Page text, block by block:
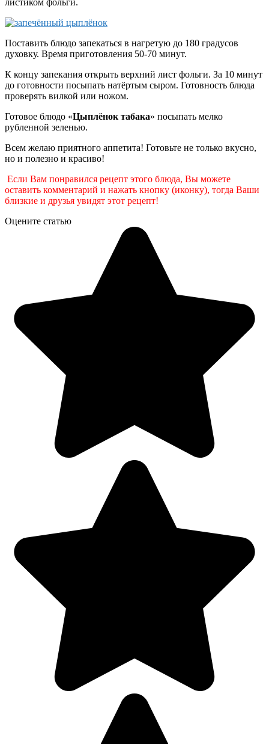
листиком фольги.
Поставить блюдо запекаться в нагретую до 180 градусов
духовку. Время приготовления 50-70 минут.
К концу запекания открыть верхний лист фольги. За 10 минут
до готовности посыпать натёртым сыром. Готовность блюда
проверять вилкой или ножом.
Готовое блюдо «Цыплёнок табака» посыпать мелко
рубленной зеленью.
Всем желаю приятного аппетита! Готовьте не только вкусно,
но и полезно и красиво!
Если Вам понравился рецепт этого блюда, Вы можете
оставить комментарий и нажать кнопку (иконку), тогда Ваши
близкие и друзья увидят этот рецепт!
Оцените статью